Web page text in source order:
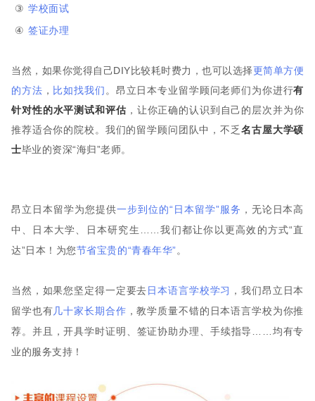
③ 学校面试
④ 签证办理
当然，如果你觉得自己DIY比较耗时费力，也可以选择更简单方便
的方法 ， 比如找我们 。昂立日本专业留学顾问老师们为你进行有
针对性的水平测试和评估 ，让你正确的认识到自己的层次并为你
推荐适合你的院校。我们的留学顾问团队中，不乏名古屋大学硕
士毕业的资深“海归”老师。
昂立日本留学为您提供一步到位的“日本留学”服务 ，无论日本高
中、日本大学、日本研究生……我们都让你以更高效的方式“直
达”日本！为您节省宝贵的“青春年华”。
当然，如果您坚定得一定要去日本语言学校学习 ，我们昂立日本
留学也有几十家长期合作 ，教学质量不错的日本语言学校为你推
荐。并且，开具学时证明、签证协助办理、手续指导……均有专
业的服务支持！